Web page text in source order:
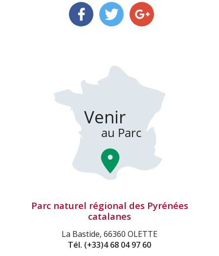
Parc naturel régional des Pyrénées
catalanes
La Bastide, 66360 OLETTE
Tél. (+33)4 68 04 97 60